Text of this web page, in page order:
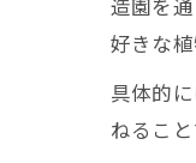
造園を
好きな
具体的
ねるこ